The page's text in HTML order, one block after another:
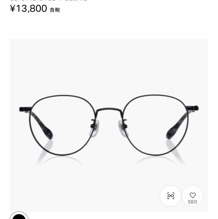
¥13,800 含稅
580